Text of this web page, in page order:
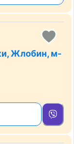
Жлобин, м-